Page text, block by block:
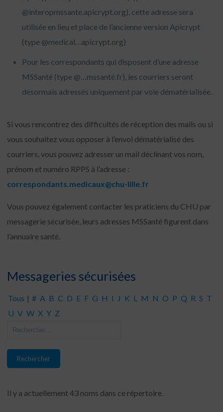
@interopmssante.apicrypt.org), cette adresse sera
utilisée en lieu et place de l’ancienne version Apicrypt
(type @medical…apicrypt.org)
Pour les correspondants qui disposent d’une adresse
MSSanté (type @…mssanté.fr), les courriers seront
désormais adressés uniquement par voie dématérialisée.
Si vous rencontrez des difficultés de réception des mails ou si
vous souhaitez vous opposer à l’envoi dématérialisé des
courriers, vous pouvez adresser un mail déclinant vos nom,
prénom et numéro RPPS à l’adresse :
correspondants.medicaux@chu-lille.fr
Vous pouvez également contacter les praticiens du CHU par
messagerie sécurisée, leurs adresses MSSanté figurent dans
l’annuaire santé.
Messageries sécurisées
Tous | # A B C D E F G H I J K L M N O P Q R S T
U V W X Y Z
Il y a actuellement 43 noms dans ce répertoire.